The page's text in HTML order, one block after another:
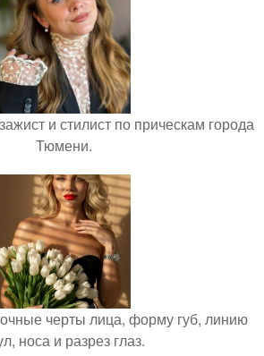
и стилист по прическам города
Тюмени.
черты лица, форму губ, линию
носа и разрез глаз.